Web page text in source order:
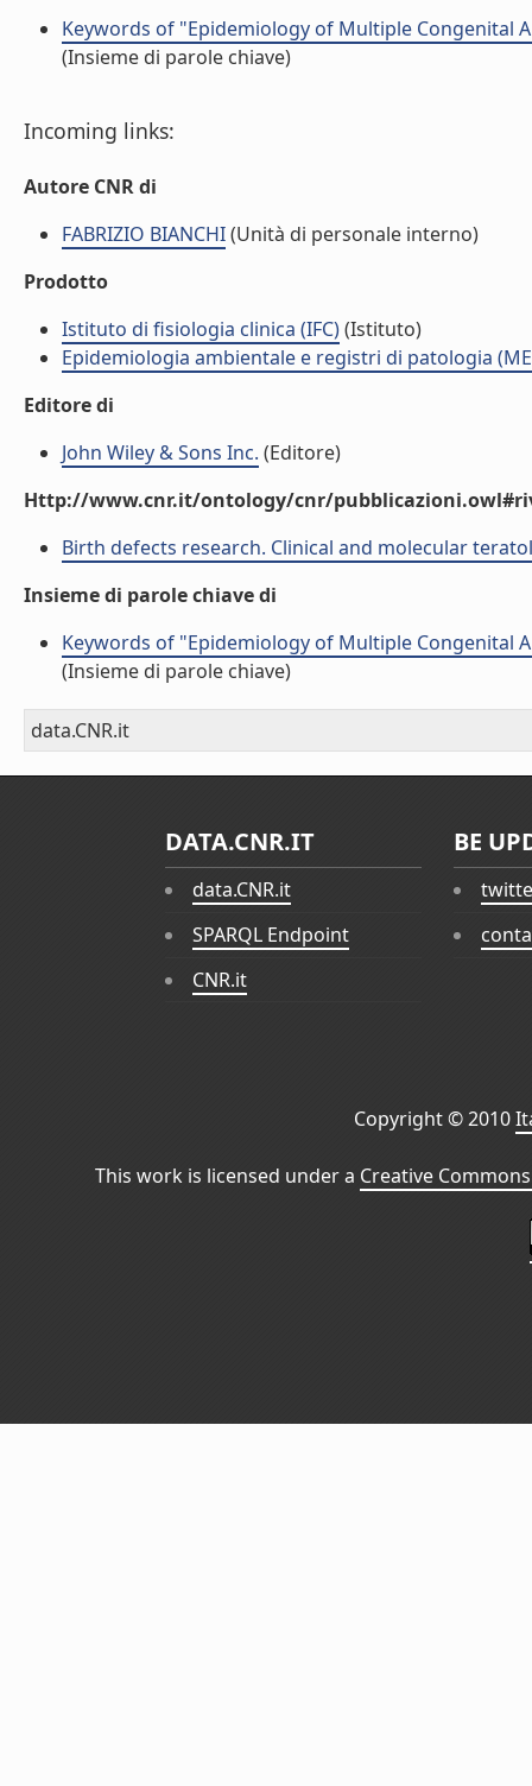
Keywords of "Epidemiology of Multiple Congenital
(Insieme di parole chiave)
Incoming links:
Autore CNR di
FABRIZIO BIANCHI(Unità di personale interno)
Prodotto
Istituto di fisiologia clinica (IFC)(Istituto)
Epidemiologia ambientale e registri di patologia
Editore di
John Wiley & Sons Inc. (Editore)
Http://www.cnr.it/ontology/cnr/
Birth defects research. Clinical and molecular
Insieme di parole chiave di
Keywords of "Epidemiology of Multiple Congenital
(Insieme di parole chiave)
data.CNR.it
DATA.CNR.IT
data.CNR.it
SPARQL Endpoint
CNR.it
BE
Copyright © 2010
This work is licensed under a Creative